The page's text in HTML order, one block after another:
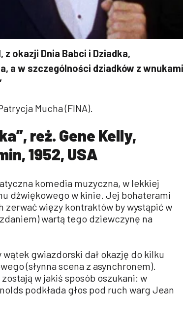
z okazji Dnia Babci i Dziadka,
a w szczególności dziadków z wnukami
Mucha (FINA).
reż. Gene Kelly,
1952, USA
komedia muzyczna, w lekkiej
dźwiękowego w kinie. Jej bohaterami
zerwać więzy kontraktów by wystąpić w
wartą tego dziewczynę na
gwiazdorski dał okazję do kilku
(słynna scena z asynchronem).
w jakiś sposób oszukani: w
podkłada głos pod ruch warg Jean